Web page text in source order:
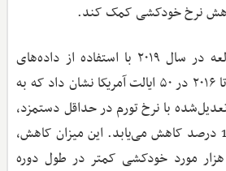
نرخ خودکشی کمک کند.
در همین راستا یک مطالعه در سال ۲۰۱۹ با استفاده از داده‌های
مربوط به سال‌های ۲۰۰۶ تا ۲۰۱۶ در ۵۰ ایالت آمریکا نشان داد که به
با نرخ تورم در حداقل دستمزد،
نرخ خودکشی حدود 9 /1 درصد کاهش می‌یابد. این میزان کاهش،
مورد خودکشی کمتر در طول دوره